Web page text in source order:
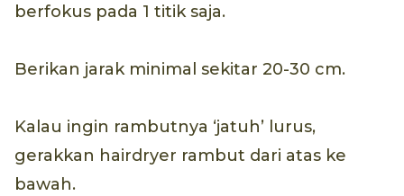
berfokus pada 1 titik saja.
Berikan jarak minimal sekitar 20-30 cm.
Kalau ingin rambutnya ‘jatuh’ lurus,
gerakkan hairdryer rambut dari atas ke
bawah.